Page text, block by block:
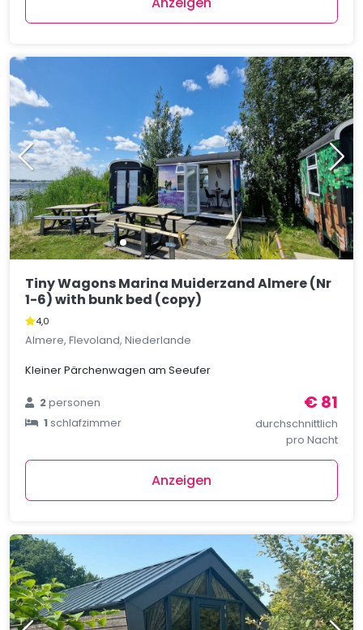
Tiny Wagons Marina Muiderzand Almere (Nr
1-6) with bunk bed (copy)
4,0
Almere, Flevoland, Niederlande
Kleiner Pärchenwagen am Seeufer
2personen
1schlafzimmer
€ 81
durchschnittlich
pro Nacht
Anzeigen